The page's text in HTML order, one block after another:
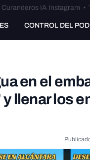
Curanderos IA Instagram •
CONTROL DEL
en el
y llenar los